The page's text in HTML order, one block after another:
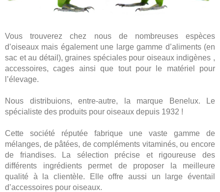
Vous trouverez chez nous de nombreuses espèces
d’oiseaux mais également une large gamme d’aliments (en
sac et au détail), graines spéciales pour oiseaux indigènes ,
accessoires, cages ainsi que tout pour le matériel pour
l’élevage.
Nous distribuions, entre-autre, la marque Benelux. Le
spécialiste des produits pour oiseaux depuis 1932 !
Cette société réputée fabrique une vaste gamme de
mélanges, de pâtées, de compléments vitaminés, ou encore
de friandises. La sélection précise et rigoureuse des
différents ingrédients permet de proposer la meilleure
qualité à la clientèle. Elle offre aussi un large éventail
d’accessoires pour oiseaux.